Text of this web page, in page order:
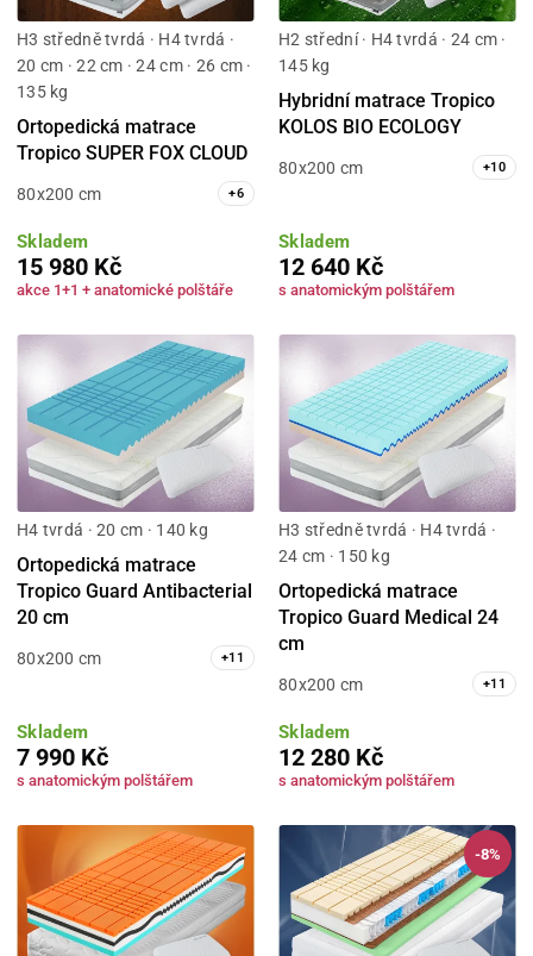
H3 středně tvrdá · H4 tvrdá ·
20 cm · 22 cm · 24 cm · 26 cm ·
135 kg
Ortopedická matrace
Tropico SUPER FOX CLOUD
80x200 cm +6
Skladem
15 980 Kč
akce 1+1 + anatomické polštáře
H2 střední · H4 tvrdá · 24 cm ·
145 kg
Hybridní matrace Tropico
KOLOS BIO ECOLOGY
80x200 cm +10
Skladem
12 640 Kč
s anatomickým polštářem
H4 tvrdá · 20 cm · 140 kg
Ortopedická matrace
Tropico Guard Antibacterial
20 cm
80x200 cm +11
Skladem
7 990 Kč
s anatomickým polštářem
H3 středně tvrdá · H4 tvrdá ·
24 cm · 150 kg
Ortopedická matrace
Tropico Guard Medical 24
cm
80x200 cm +11
Skladem
12 280 Kč
s anatomickým polštářem
-8%